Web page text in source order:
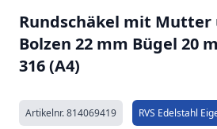
Rundschäkel mit Mutter
Bolzen 22 mm Bügel 20
316 (A4)
Artikelnr.814069419 RVS Edelstahl